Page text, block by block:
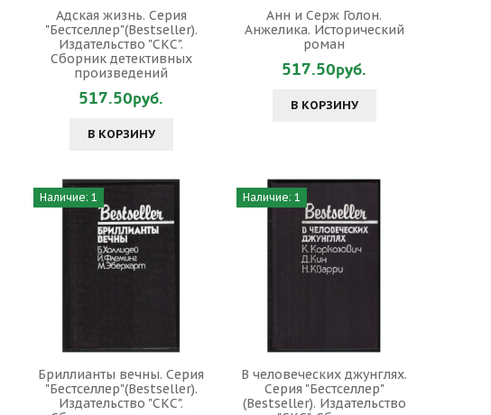
Адская жизнь. Серия
"Бестселлер"(Bestseller).
Издательство "СКС".
Сборник детективных
произведений
517.50руб.
В КОРЗИНУ
Анн и Серж Голон.
Анжелика. Исторический
роман
517.50руб.
В КОРЗИНУ
Наличие: 1
Бриллианты вечны. Серия
"Бестселлер"(Bestseller).
Издательство "СКС".
Наличие: 1
В человеческих джунглях.
Серия "Бестселлер"
(Bestseller). Издательство